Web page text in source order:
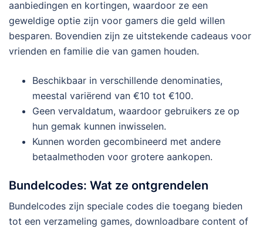
aanbiedingen en kortingen, waardoor ze een
geweldige optie zijn voor gamers die geld willen
besparen. Bovendien zijn ze uitstekende cadeaus voor
vrienden en familie die van gamen houden.
Beschikbaar in verschillende denominaties,
meestal variërend van €10 tot €100.
Geen vervaldatum, waardoor gebruikers ze op
hun gemak kunnen inwisselen.
Kunnen worden gecombineerd met andere
betaalmethoden voor grotere aankopen.
Bundelcodes: Wat ze ontgrendelen
Bundelcodes zijn speciale codes die toegang bieden
tot een verzameling games, downloadbare content of